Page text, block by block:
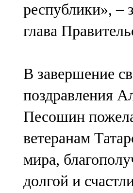
республики», –
глава
В завершение
поздравления
Песошин
ветеранам
мира,
долгой и